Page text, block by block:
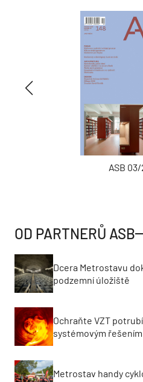
ASB
OD PARTNERŮ ASB
Dcera Metrostavu
podzemní úložiště
Ochraňte VZT
systémovým
Metrostav handy